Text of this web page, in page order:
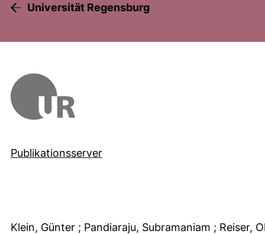
Universität Regensburg
Publikationsserver
Klein, Günter ; Pandiaraju, Subramaniam ; Reiser,